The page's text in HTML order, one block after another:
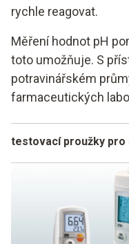
rychle reagovat.
Měření hodnot pH
toto umožňuje. S
potravinářském
farmaceutických
testovací proužky pro
Běžné proužky pro
charakter látky jako
odpovídající stupně
proužku. Červená
zbarvení znamená